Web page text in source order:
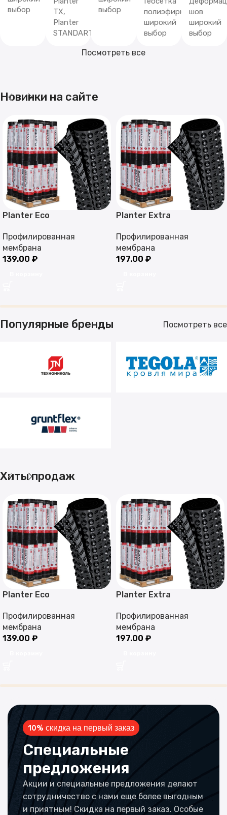
выбор
TX,
Planter
STANDART
выбор
полиэфирная
широкий
выбор
шов
широкий
выбор
Посмотреть все
Новинки на сайте
Planter Eco
Профилированная
мембрана
139.00 ₽
Planter Extra
Профилированная
мембрана
197.00 ₽
Популярные бренды Посмотреть все
Хиты продаж
Planter Eco
Профилированная
мембрана
139.00 ₽
Planter Extra
Профилированная
мембрана
197.00 ₽
10% скидка на первый заказ
Специальные
предложения
Акции и специальные предложения делают
сотрудничество с нами еще более выгодным
и приятным! Скидка на первый заказ. Особые